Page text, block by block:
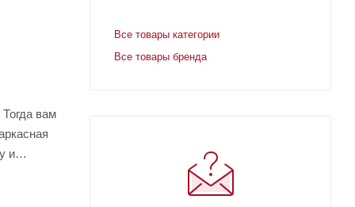
вам
и
Все товары категории
Все товары бренда